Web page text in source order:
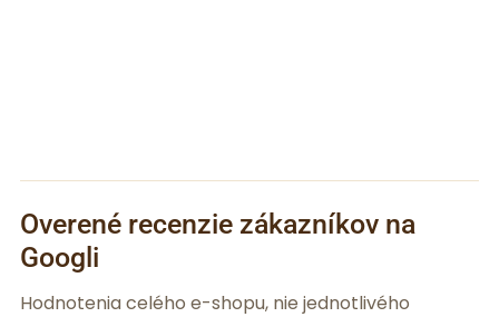
Overené recenzie zákazníkov na
Googli
Hodnotenia celého e-shopu, nie jednotlivého